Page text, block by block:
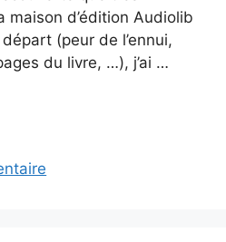
maison d’édition Audiolib
(peur de l’ennui,
du livre, …), j’ai …